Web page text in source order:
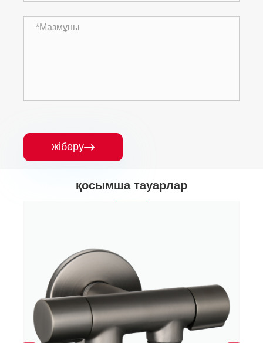
жіберу
қосымша тауарлар